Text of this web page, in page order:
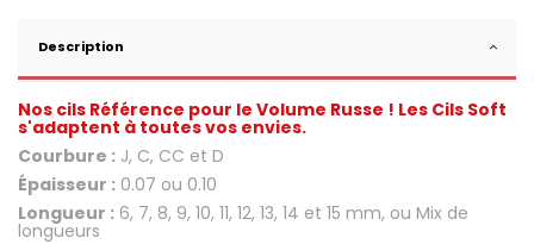
Description
Nos cils Référence pour le Volume Russe ! Les Cils Soft
s'adaptent à toutes vos envies.
Courbure : J, C, CC et D
Épaisseur : 0.07 ou 0.10
Longueur : 6, 7, 8, 9, 10, 11, 12, 13, 14 et 15 mm, ou Mix de
longueurs